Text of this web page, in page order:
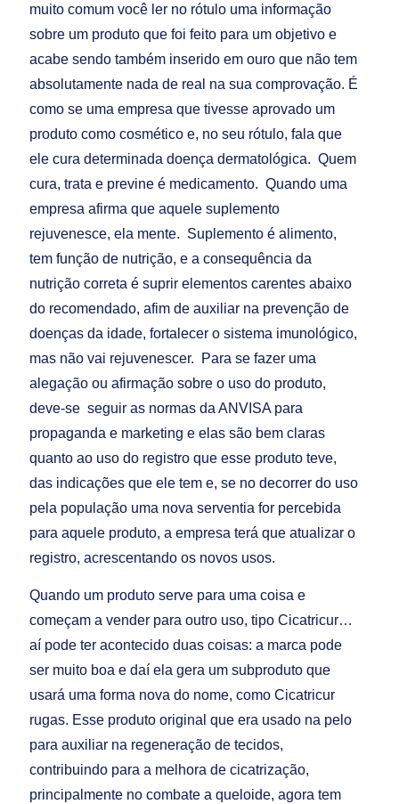
muito comum você ler no rótulo uma informação
sobre um produto que foi feito para um objetivo e
acabe sendo também inserido em ouro que não tem
absolutamente nada de real na sua comprovação. É
como se uma empresa que tivesse aprovado um
produto como cosmético e, no seu rótulo, fala que
ele cura determinada doença dermatológica. Quem
cura, trata e previne é medicamento. Quando uma
empresa afirma que aquele suplemento
rejuvenesce, ela mente. Suplemento é alimento,
tem função de nutrição, e a consequência da
nutrição correta é suprir elementos carentes abaixo
do recomendado, afim de auxiliar na prevenção de
doenças da idade, fortalecer o sistema imunológico,
mas não vai rejuvenescer. Para se fazer uma
alegação ou afirmação sobre o uso do produto,
deve-se seguir as normas da ANVISA para
propaganda e marketing e elas são bem claras
quanto ao uso do registro que esse produto teve,
das indicações que ele tem e, se no decorrer do uso
pela população uma nova serventia for percebida
para aquele produto, a empresa terá que atualizar o
registro, acrescentando os novos usos.
Quando um produto serve para uma coisa e
começam a vender para outro uso, tipo Cicatricur…
aí pode ter acontecido duas coisas: a marca pode
ser muito boa e daí ela gera um subproduto que
usará uma forma nova do nome, como Cicatricur
rugas. Esse produto original que era usado na pelo
para auxiliar na regeneração de tecidos,
contribuindo para a melhora de cicatrização,
principalmente no combate a queloide, agora tem